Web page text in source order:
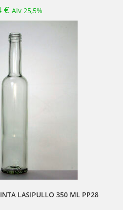
€ Alv 25,5%
LASIPULLO 350 ML PP28